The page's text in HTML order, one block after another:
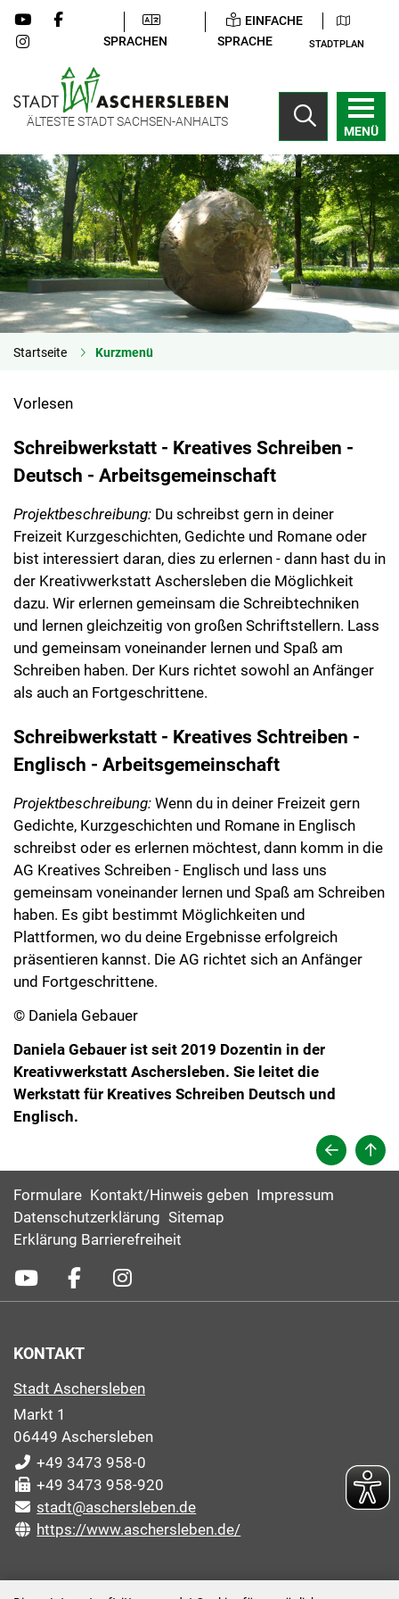
SPRACHEN
EINFACHE
SPRACHE
STADTPLAN
ÄLTESTE STADT SACHSEN-ANHALTS
MENÜ
Startseite Kurzmenü
Vorlesen
Schreibwerkstatt - Kreatives Schreiben -
Deutsch - Arbeitsgemeinschaft
Projektbeschreibung: Du schreibst gern in deiner
Freizeit Kurzgeschichten, Gedichte und Romane oder
bist interessiert daran, dies zu erlernen - dann hast du in
der Kreativwerkstatt Aschersleben die Möglichkeit
dazu. Wir erlernen gemeinsam die Schreibtechniken
und lernen gleichzeitig von großen Schriftstellern. Lass
und gemeinsam voneinander lernen und Spaß am
Schreiben haben. Der Kurs richtet sowohl an Anfänger
als auch an Fortgeschrittene.
Schreibwerkstatt - Kreatives Schtreiben -
Englisch - Arbeitsgemeinschaft
Projektbeschreibung: Wenn du in deiner Freizeit gern
Gedichte, Kurzgeschichten und Romane in Englisch
schreibst oder es erlernen möchtest, dann komm in die
AG Kreatives Schreiben - Englisch und lass uns
gemeinsam voneinander lernen und Spaß am Schreiben
haben. Es gibt bestimmt Möglichkeiten und
Plattformen, wo du deine Ergebnisse erfolgreich
präsentieren kannst. Die AG richtet sich an Anfänger
und Fortgeschrittene.
© Daniela Gebauer
Daniela Gebauer ist seit 2019 Dozentin in der
Kreativwerkstatt Aschersleben. Sie leitet die
Werkstatt für Kreatives Schreiben Deutsch und
Englisch.
Formulare Kontakt/Hinweis geben Impressum
Datenschutzerklärung Sitemap
Erklärung Barrierefreiheit
KONTAKT
Stadt Aschersleben
Markt 1
06449 Aschersleben
+49 3473 958-0
+49 3473 958-920
stadt@aschersleben.de
https://www.aschersleben.de/